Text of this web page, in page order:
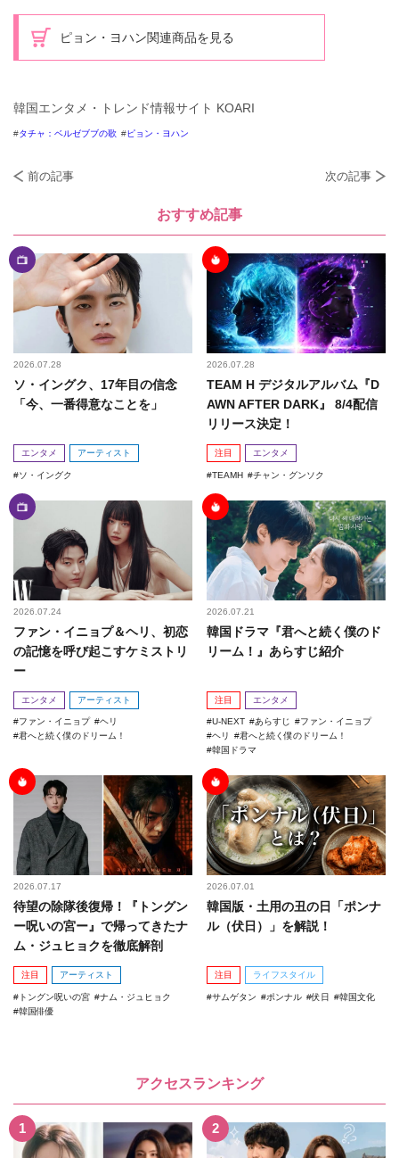
ピョン・ヨハン関連商品を見る
韓国エンタメ・トレンド情報サイト KOARI
タチャ：ベルゼブブの歌 ピョン・ヨハン
前の記事 次の記事
おすすめ記事
2026.07.28
ソ・イングク、17年目の信念
「今、一番得意なことを」
エンタメ アーティスト
ソ・イングク
2026.07.28
TEAM H デジタルアルバム『D
AWN AFTER DARK』 8/4配信
リリース決定！
注目 エンタメ
TEAMH チャン・グンソク
2026.07.24
ファン・イニョプ＆ヘリ、初恋
の記憶を呼び起こすケミストリ
ー
エンタメ アーティスト
ファン・イニョプ
ヘリ
君へと続く僕のドリーム！
2026.07.21
韓国ドラマ『君へと続く僕のド
リーム！』あらすじ紹介
注目 エンタメ
U-NEXT あらすじ
ファン・イニョプ
ヘリ
君へと続く僕のドリーム！
韓国ドラマ
2026.07.17
待望の除隊後復帰！『トングン
ー呪いの宮ー』で帰ってきたナ
ム・ジュヒョクを徹底解剖
注目 アーティスト
トングン呪いの宮
ナム・ジュヒョク
韓国俳優
2026.07.01
韓国版・土用の丑の日「ポンナ
ル（伏日）」を解説！
注目 ライフスタイル
サムゲタン ポンナル 伏日 韓国文化
アクセスランキング